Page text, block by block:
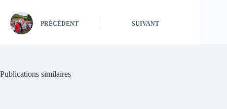
PRÉCÉDENT SUIVANT
Publications similaires